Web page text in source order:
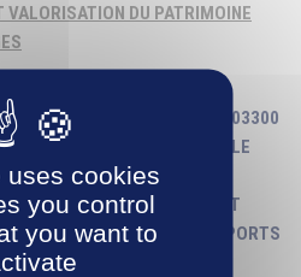
VALORISATION DU PATRIMOINE
– PROJET
DRADURA – ZA LES GRAVES 03300
DE L’AVANT-PROJET DETAILLE
Laloy)
DES ESPACES PUBLICS ET
AU PARC OMNISPORTS
VICHY – APPROBATION DE
uses cookies
you control
you want to